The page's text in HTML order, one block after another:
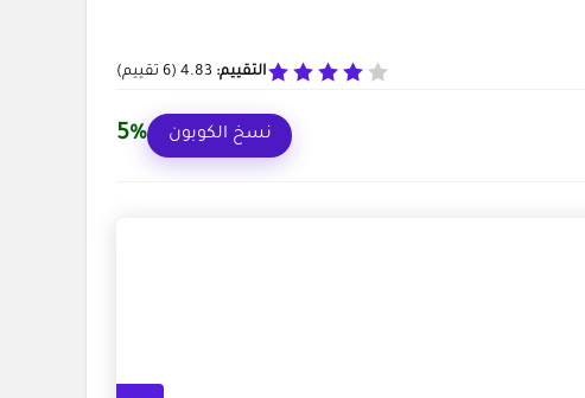
التقييم: 4.83
(
6 تقييم)
5% نسخ الكوبون